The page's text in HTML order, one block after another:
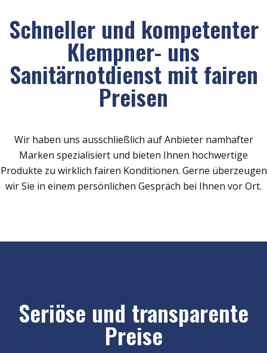
Schneller und kompetenter
Klempner- uns
Sanitärnotdienst mit fairen
Preisen
Wir haben uns ausschließlich auf Anbieter namhafter
Marken spezialisiert und bieten Ihnen hochwertige
Produkte zu wirklich fairen Konditionen. Gerne überzeugen
wir Sie in einem persönlichen Gespräch bei Ihnen vor Ort.
Seriöse und transparente
Preise